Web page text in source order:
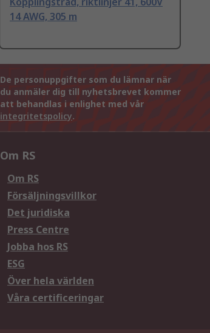
14 AWG, 305 m
De personuppgifter som du lämnar när
du anmäler dig till nyhetsbrevet kommer
att behandlas i enlighet med vår
integritetspolicy.
Om RS
Om RS
Försäljningsvillkor
Det juridiska
Press Centre
Jobba hos RS
ESG
Över hela världen
Våra certificeringar